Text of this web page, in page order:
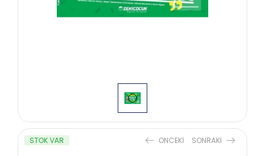
STOK VAR ONCEKI SONRAKI